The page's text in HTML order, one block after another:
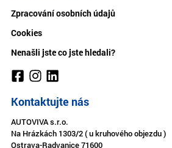
Zpracování osobních údajů
Cookies
Nenašli jste co jste hledali?
Kontaktujte nás
AUTOVIVA s.r.o.
Na Hrázkách 1303/2 ( u kruhového objezdu )
Ostrava-Radvanice 71600